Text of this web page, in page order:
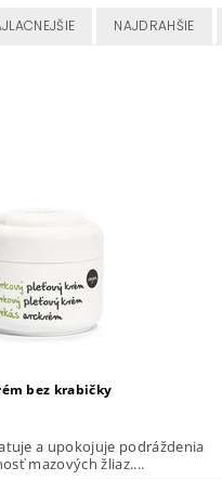
NAJDRAHŠIE
bez krabičky
a upokojuje podráždenia
mazových žliaz....